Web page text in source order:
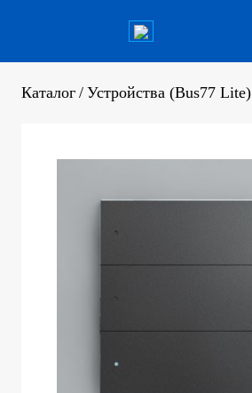
Каталог / Устройства (Bus77 Lite)